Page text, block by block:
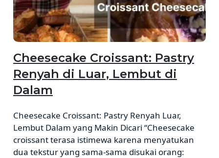
Cheesecake Croissant: Pastry
Renyah di Luar, Lembut di
Dalam
Cheesecake Croissant: Pastry Renyah Luar,
Lembut Dalam yang Makin Dicari “Cheesecake
croissant terasa istimewa karena menyatukan
dua tekstur yang sama-sama disukai orang: